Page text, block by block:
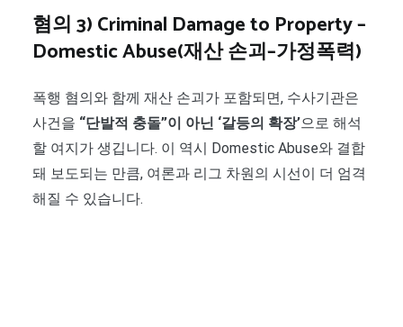
혐의 3) Criminal Damage to Property –
Domestic Abuse(재산 손괴–가정폭력)
폭행 혐의와 함께 재산 손괴가 포함되면, 수사기관은
사건을 “단발적 충돌”이 아닌 ‘갈등의 확장’으로 해석
할 여지가 생깁니다. 이 역시 Domestic Abuse와 결합
돼 보도되는 만큼, 여론과 리그 차원의 시선이 더 엄격
해질 수 있습니다.